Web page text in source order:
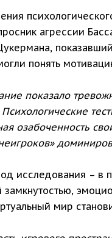
агрессии
понять
показало
озабоченность
исследования – в
мир